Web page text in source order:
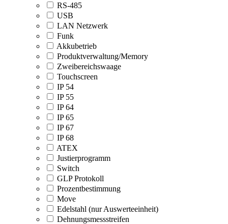
RS-485
USB
LAN Netzwerk
Funk
Akkubetrieb
Produktverwaltung/Memory
Zweibereichswaage
Touchscreen
IP 54
IP 55
IP 64
IP 65
IP 67
IP 68
ATEX
Justierprogramm
Switch
GLP Protokoll
Prozentbestimmung
Move
Edelstahl (nur Auswerteeinheit)
Dehnungsmessstreifen